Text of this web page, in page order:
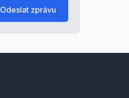
Odeslat zprávu